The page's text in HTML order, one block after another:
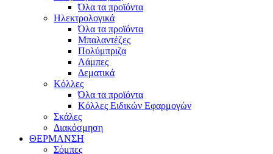
Όλα τα προϊόντα
Ηλεκτρολογικά
Όλα τα προϊόντα
Μπαλαντέζες
Πολύμπριζα
Λάμπες
Δεματικά
Κόλλες
Όλα τα προϊόντα
Κόλλες Ειδικών Εφαρμογών
Σκάλες
Διακόσμηση
ΘΕΡΜΑΝΣΗ
Σόμπες